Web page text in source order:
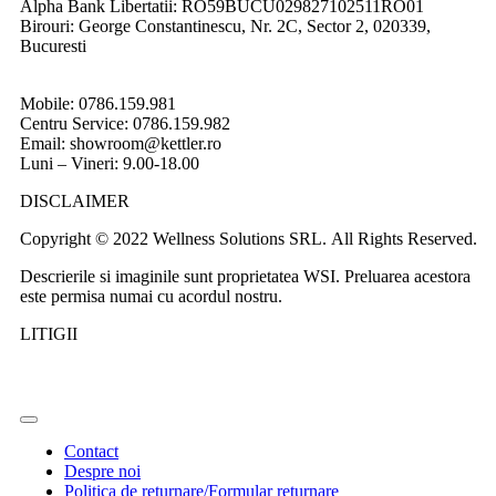
Alpha Bank Libertatii: RO59BUCU029827102511RO01
Birouri: George Constantinescu, Nr. 2C, Sector 2, 020339,
Bucuresti
Mobile: 0786.159.981
Centru Service: 0786.159.982
Email: showroom@kettler.ro
Luni – Vineri: 9.00-18.00
DISCLAIMER
Copyright © 2022 Wellness Solutions SRL. All Rights Reserved.
Descrierile si imaginile sunt proprietatea WSI. Preluarea acestora
este permisa numai cu acordul nostru.
LITIGII
Contact
Despre noi
Politica de returnare/Formular returnare